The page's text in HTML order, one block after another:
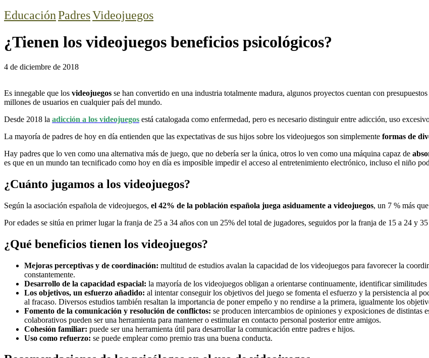
EducaciónPadresVideojuegos
¿Tienen los videojuegos beneficios psicológicos?
4 de diciembre de 2018
Es innegable que los videojuegos se han convertido en una industria totalmente madura, algunos proyectos cuentan con
millones de usuarios en cualquier país del mundo.
Desde 2018 la adicción a los videojuegos está catalogada como enfermedad, pero es necesario distinguir entre adicción, uso
La mayoría de padres de hoy en día entienden que las expectativas de sus hijos sobre los videojuegos son simplemente formas de
Hay padres que lo ven como una alternativa más de juego, que no debería ser la única, otros lo ven como una máquina capaz de
es que en un mundo tan tecnificado como hoy en día es imposible impedir el acceso al entretenimiento electrónico, incluso el niño
¿Cuánto jugamos a los videojuegos?
Según la asociación española de videojuegos, el 42% de la población española juega asiduamente a videojuegos, un 7 % más
Por edades se sitúa en primer lugar la franja de 25 a 34 años con un 25% del total de jugadores, seguidos por la franja de 15 a 24 y
¿Qué beneficios tienen los videojuegos?
Mejoras perceptivas y de coordinación: multitud de estudios avalan la capacidad de los videojuegos para favorecer la
constantemente.
Desarrollo de la capacidad espacial: la mayoría de los videojuegos obligan a orientarse continuamente, identificar
Los objetivos, un esfuerzo añadido: al intentar conseguir los objetivos del juego se fomenta el esfuerzo y la persistencia al
al fracaso. Diversos estudios también resaltan la importancia de poner empeño y no rendirse a la primera, igualmente los
Fomento de la comunicación y resolución de conflictos: se producen intercambios de opiniones y exposiciones de distintas
colaborativos pueden ser una herramienta para mantener o estimular en contacto personal posterior entre amigos.
Cohesión familiar: puede ser una herramienta útil para desarrollar la comunicación entre padres e hijos.
Uso como refuerzo: se puede emplear como premio tras una buena conducta.